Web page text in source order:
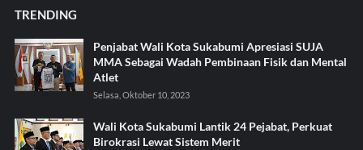
TRENDING
Penjabat Wali Kota Sukabumi Apresiasi SUJA
MMA Sebagai Wadah Pembinaan Fisik dan Mental
Atlet
Selasa, Oktober 10, 2023
Wali Kota Sukabumi Lantik 24 Pejabat, Perkuat
Birokrasi Lewat Sistem Merit